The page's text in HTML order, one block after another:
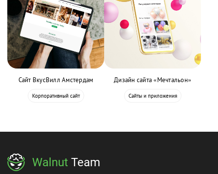
Сайт ВкусВилл Амстердам
Корпоративный сайт
Дизайн сайта «Мечтальон»
Сайты и приложения
Walnut Team